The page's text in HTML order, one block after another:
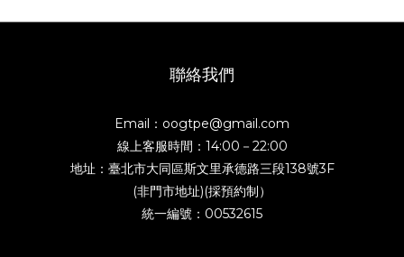
聯絡我們
Email：oogtpe@gmail.com
線上客服時間：14:00－22:00
地址：臺北市大同區斯文里承德路三段138號3F
(非門市地址)(採預約制）
統一編號：00532615